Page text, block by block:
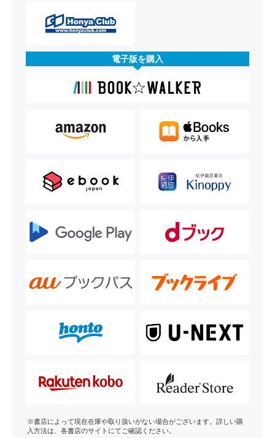
電子版を購入
※書店によって現在在庫や取り扱いがない場合がございます。詳しい購
入方法は、各書店のサイトにてご確認ください。